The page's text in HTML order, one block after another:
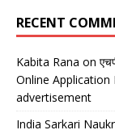
RECENT
Kabita Rana on
Online Application
advertisement
India Sarkari